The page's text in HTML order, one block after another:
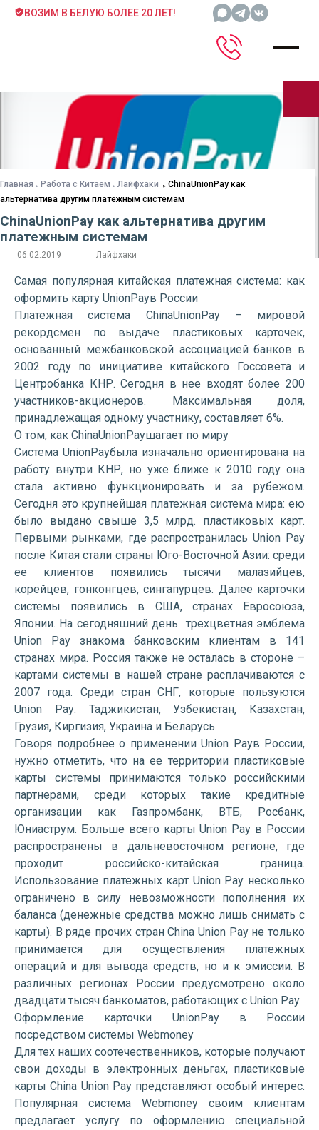
ВОЗИМ В БЕЛУЮ БОЛЕЕ 20 ЛЕТ!
Главная Работа с Китаем Лайфхаки
ChinaUnionPay как
альтернатива другим платежным системам
ChinaUnionPay как альтернатива другим
платежным системам
06.02.2019 Лайфхаки
Самая популярная китайская платежная система: как
оформить карту UnionPayв России
Платежная система ChinaUnionPay – мировой
рекордсмен по выдаче пластиковых карточек,
основанный межбанковской ассоциацией банков в
2002 году по инициативе китайского Госсовета и
Центробанка КНР. Сегодня в нее входят более 200
участников-акционеров. Максимальная доля,
принадлежащая одному участнику, составляет 6%.
О том, как ChinaUnionPayшагает по миру
Система UnionPayбыла изначально ориентирована на
работу внутри КНР, но уже ближе к 2010 году она
стала активно функционировать и за рубежом.
Сегодня это крупнейшая платежная система мира: ею
было выдано свыше 3,5 млрд. пластиковых карт.
Первыми рынками, где распространилась Union Pay
после Китая стали страны Юго-Восточной Азии: среди
ее клиентов появились тысячи малазийцев,
корейцев, гонконгцев, сингапурцев. Далее карточки
системы появились в США, странах Евросоюза,
Японии. На сегодняшний день трехцветная эмблема
Union Pay знакома банковским клиентам в 141
странах мира. Россия также не осталась в стороне –
картами системы в нашей стране расплачиваются с
2007 года. Среди стран СНГ, которые пользуются
Union Pay: Таджикистан, Узбекистан, Казахстан,
Грузия, Киргизия, Украина и Беларусь.
Говоря подробнее о применении Union Payв России,
нужно отметить, что на ее территории пластиковые
карты системы принимаются только российскими
партнерами, среди которых такие кредитные
организации как Газпромбанк, ВТБ, Росбанк,
Юниаструм. Больше всего карты Union Pay в России
распространены в дальневосточном регионе, где
проходит российско-китайская граница.
Использование платежных карт Union Pay несколько
ограничено в силу невозможности пополнения их
баланса (денежные средства можно лишь снимать с
карты). В ряде прочих стран China Union Pay не только
принимается для осуществления платежных
операций и для вывода средств, но и к эмиссии. В
различных регионах России предусмотрено около
двадцати тысяч банкоматов, работающих с Union Pay.
Оформление карточки UnionPay в России
посредством системы Webmoney
Для тех наших соотечественников, которые получают
свои доходы в электронных деньгах, пластиковые
карты China Union Pay представляют особый интерес.
Популярная система Webmoney своим клиентам
предлагает услугу по оформлению специальной